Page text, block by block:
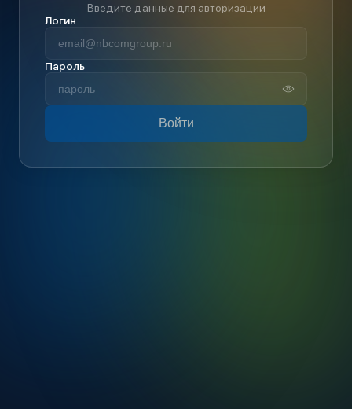
Введите данные для авторизации
Логин
Пароль
Войти